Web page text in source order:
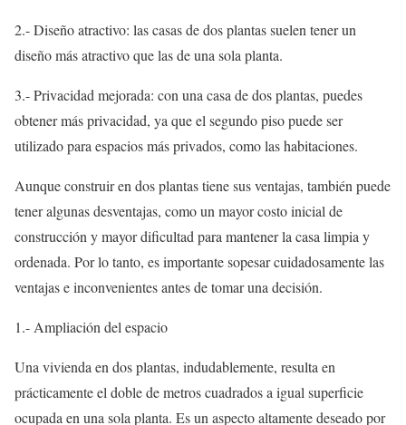
2.- Diseño atractivo: las casas de dos plantas suelen tener un
diseño más atractivo que las de una sola planta.
3.- Privacidad mejorada: con una casa de dos plantas, puedes
obtener más privacidad, ya que el segundo piso puede ser
utilizado para espacios más privados, como las habitaciones.
Aunque construir en dos plantas tiene sus ventajas, también puede
tener algunas desventajas, como un mayor costo inicial de
construcción y mayor dificultad para mantener la casa limpia y
ordenada. Por lo tanto, es importante sopesar cuidadosamente las
ventajas e inconvenientes antes de tomar una decisión.
1.- Ampliación del espacio
Una vivienda en dos plantas, indudablemente, resulta en
prácticamente el doble de metros cuadrados a igual superficie
ocupada en una sola planta. Es un aspecto altamente deseado por